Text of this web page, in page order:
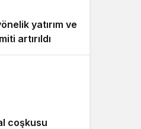
yatırım ve
artırıldı
coşkusu